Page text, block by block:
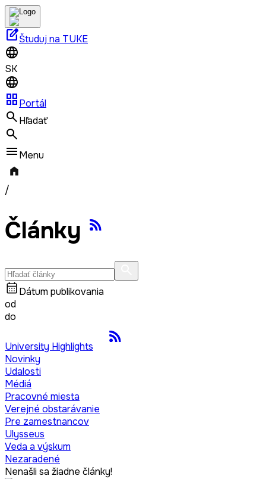
edit_squareŠtuduj na TUKE
SK
grid_viewPortál
Hľadať
Menu
/
Články
Dátum publikovania
od
do
University Highlights
Novinky
Udalosti
Médiá
Pracovné miesta
Verejné obstarávanie
Pre zamestnancov
Ulysseus
Veda a výskum
Nezaradené
Nenašli sa žiadne články!